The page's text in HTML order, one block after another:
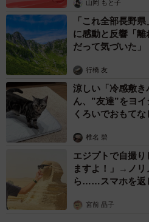
す。ところが、王の失政を戒め
は定着せず、神の「祟（たた
のシステムが日本古代の怪異認
ます。したがって、日本古代の
によって認定され、政治的な予
くのです。
時代がくだり「光る君へ」の時
知識人が、国家システムが認定
日記などに「怪異」を記録する
例えば、『日本紀略』延喜六年
紀伊国婁郡熊野村における奇形
し、陰陽寮が「怪異」を勘申し
山岡 もと子
「これ全部長野
に感動と反響「
だって気づいた」
行橋 友
涼しい「冷感敷き
ん、”友達”をヨ
くろいでおもてな
椎名 碧
エジプトで自撮り
ますよ！」→ノリ
ら……スマホを返
宮前 晶子